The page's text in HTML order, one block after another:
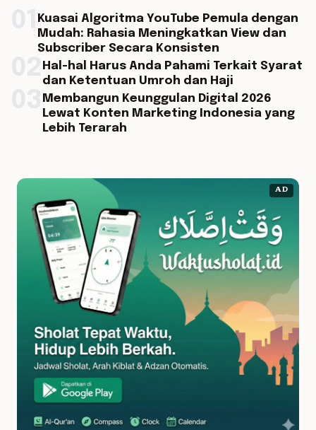
Kuasai Algoritma YouTube Pemula dengan
Mudah: Rahasia Meningkatkan View dan
Subscriber Secara Konsisten
Hal-hal Harus Anda Pahami Terkait Syarat
dan Ketentuan Umroh dan Haji
Membangun Keunggulan Digital 2026
Lewat Konten Marketing Indonesia yang
Lebih Terarah
AD